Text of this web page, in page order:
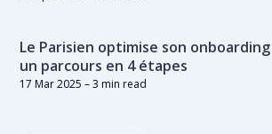
Le Parisien optimise son
un parcours en 4 étapes
17 Mar 2025 – 3 min read